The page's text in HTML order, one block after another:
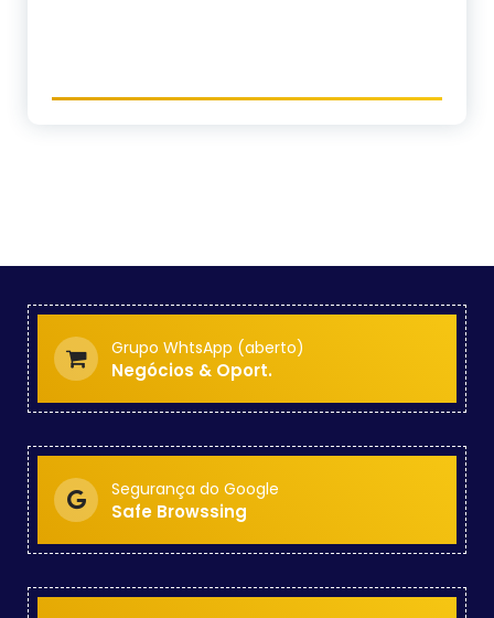
Grupo WhtsApp (aberto)
Negócios & Oport.
Segurança do Google
Safe Browssing